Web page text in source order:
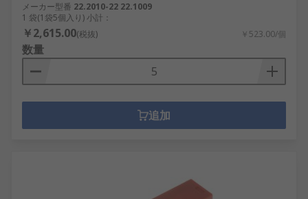
メーカー型番 22.2010-22 22.1009
1 袋(1袋5個入り) 小計：
￥2,615.00(税抜) ￥523.00/個
数量
追加